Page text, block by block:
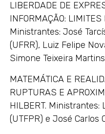
LIBERDADE DE
INFORMAÇÃO:
Ministrantes: José
(UFRR), Luiz Felipe
Simone Teixeira
MATEMÁTICA E
RUPTURAS E
HILBERT. Ministrantes:
(UTFPR) e José Carlos